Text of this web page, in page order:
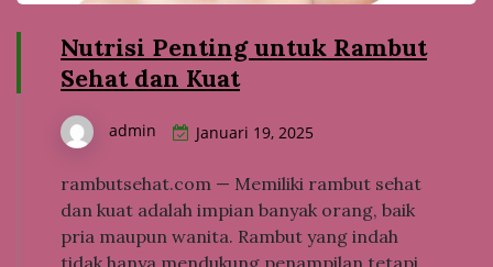
Nutrisi Penting untuk Rambut
Sehat dan Kuat
admin Januari 19, 2025
rambutsehat.com — Memiliki rambut sehat
dan kuat adalah impian banyak orang, baik
pria maupun wanita. Rambut yang indah